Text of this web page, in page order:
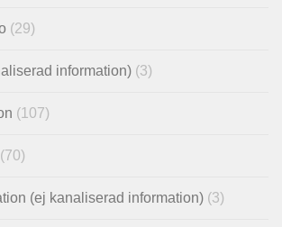
(29)
information) (3)
(107)
(70)
(ej kanaliserad information) (3)